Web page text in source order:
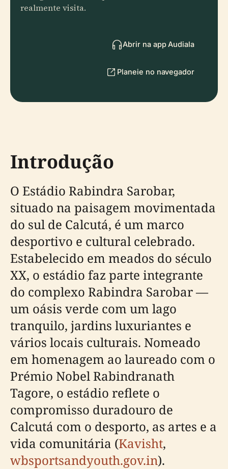
realmente visita.
Abrir na app Audiala
Planeie no navegador
Introdução
O Estádio Rabindra Sarobar,
situado na paisagem movimentada
do sul de Calcutá, é um marco
desportivo e cultural celebrado.
Estabelecido em meados do século
XX, o estádio faz parte integrante
do complexo Rabindra Sarobar —
um oásis verde com um lago
tranquilo, jardins luxuriantes e
vários locais culturais. Nomeado
em homenagem ao laureado com o
Prémio Nobel Rabindranath
Tagore, o estádio reflete o
compromisso duradouro de
Calcutá com o desporto, as artes e a
vida comunitária (Kavisht,
wbsportsandyouth.gov.in).